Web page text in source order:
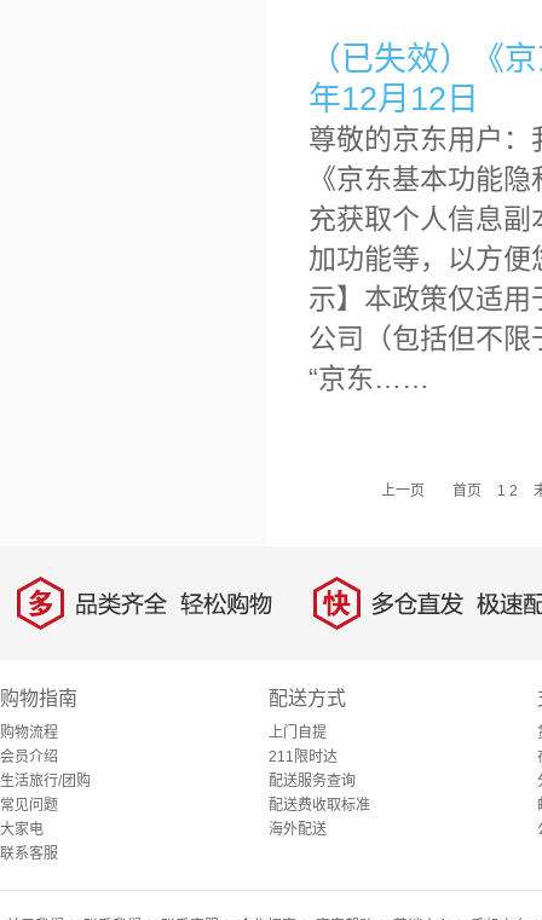
（已失效）《
年12月12日
尊敬的京东用户
《京东基本功能
充获取个人信息
加功能等，以方
示】本政策仅适
公司（包括但不限
“京东……
上一页 首页 1 2
多 品类齐全，轻松购物 快 多仓直发，极速配
购物指南
购物流程
会员介绍
生活旅行/团购
常见问题
大家电
联系客服
配送方式
上门自提
211限时达
配送服务查询
配送费收取标准
海外配送